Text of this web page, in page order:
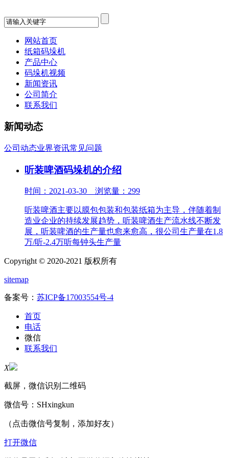
网站首页
纸箱码垛机
产品中心
码垛机视频
新闻资讯
公司简介
联系我们
新闻动态
公司动态业界资讯常见问题
听装啤酒码垛机的介绍
时间：2021-03-30 浏览量：299
听装啤酒主要以膜包包装和包装纸箱为主导，伴随着制
造业企业的持续发展趋势，听装啤酒生产流水线不断发
展，听装啤酒的生产量也愈来愈高，很公司生产量在1.8
万/听-2.4万听每钟头生产量
Copyright © 2020-2021 版权所有
sitemap
备案号： 苏ICP备17003554号-4
首页
电话
微信
联系我们
X
截屏，微信识别二维码
微信号： SHxingkun
（点击微信号复制，添加好友）
打开微信